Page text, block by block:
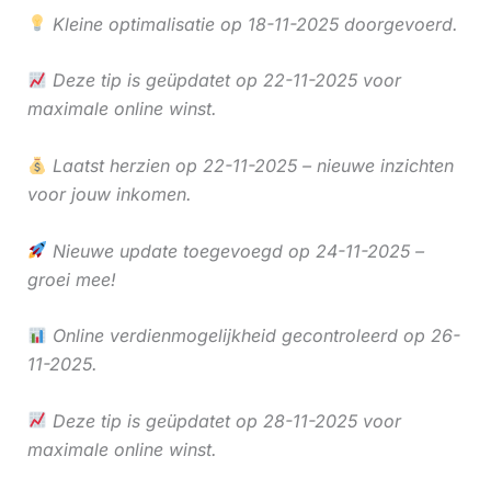
Kleine optimalisatie op 18-11-2025 doorgevoerd.
Deze tip is geüpdatet op 22-11-2025 voor
maximale online winst.
Laatst herzien op 22-11-2025 – nieuwe inzichten
voor jouw inkomen.
Nieuwe update toegevoegd op 24-11-2025 –
groei mee!
Online verdienmogelijkheid gecontroleerd op 26-
11-2025.
Deze tip is geüpdatet op 28-11-2025 voor
maximale online winst.